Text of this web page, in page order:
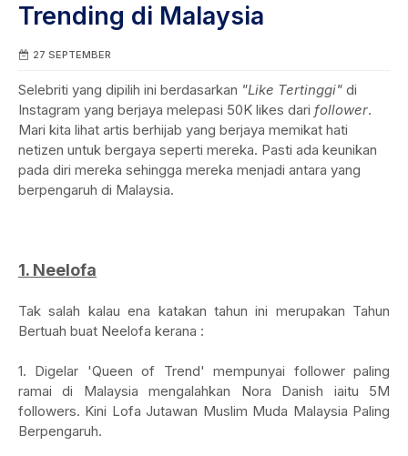
Trending di Malaysia
27 SEPTEMBER
Selebriti yang dipilih ini berdasarkan "Like Tertinggi" di
Instagram yang berjaya melepasi 50K likes dari follower.
Mari kita lihat artis berhijab yang berjaya memikat hati
netizen untuk bergaya seperti mereka. Pasti ada keunikan
pada diri mereka sehingga mereka menjadi antara yang
berpengaruh di Malaysia.
1. Neelofa
Tak salah kalau ena katakan tahun ini merupakan Tahun
Bertuah buat Neelofa kerana :
1. Digelar 'Queen of Trend' mempunyai follower paling
ramai di Malaysia mengalahkan Nora Danish iaitu 5M
followers. Kini Lofa Jutawan Muslim Muda Malaysia Paling
Berpengaruh.